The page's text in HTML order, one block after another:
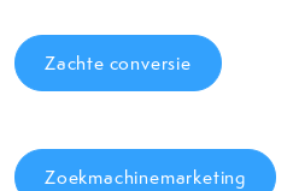
Zachte conversie
Zoekmachinemarketing